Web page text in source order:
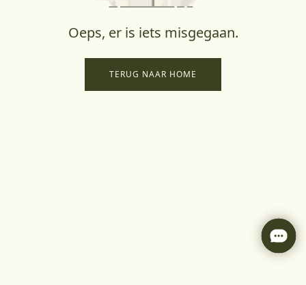
Oeps, er is iets misgegaan.
TERUG NAAR HOME